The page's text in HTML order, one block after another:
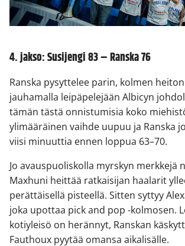
4. jakso: Susijengi 83 – Ranska 76
Ranska pysyttelee parin, kolmen
jauhamalla leipäpelejään Albicyn
tämän tästä onnistumisia koko
ylimääräinen vaihde uupuu ja Ranska
viisi minuuttia ennen loppua 63–70.
Jo avauspuoliskolla myrskyn merkkejä
Maxhuni heittää ratkaisijan haalarit
perättäisellä pisteellä. Sitten syttyy
joka upottaa pick and pop -kolmosen.
kotiyleisö on herännyt, Ranskan
Fauthoux pyytää omansa aikalisälle.